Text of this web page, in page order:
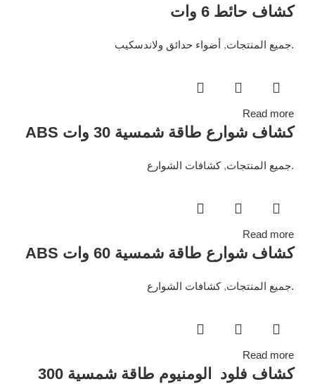
كشاف حائط 6 وات
.جميع المنتجات, أضواء حدائق ولاندسكيب
Read more
كشاف شوارع طاقة شمسية 30 وات ABS
.جميع المنتجات,كشافات الشوارع
Read more
كشاف شوارع طاقة شمسية 60 وات ABS
.جميع المنتجات,كشافات الشوارع
Read more
كشاف فلود الومنيوم طاقة شمسية 300